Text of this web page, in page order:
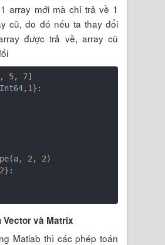
array mới mà chỉ trả về 1
cũ, do đó nếu ta thay đổi
được trả về, array cũ
, 5, 7
1}:
2 , 2
2}:
Vector và Matrix
Matlab thì các phép toán